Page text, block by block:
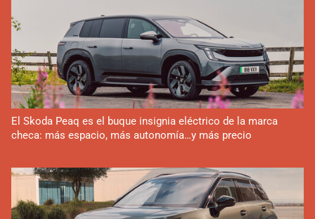
El Skoda Peaq es el buque insignia eléctrico de la marca
checa: más espacio, más autonomía…y más precio